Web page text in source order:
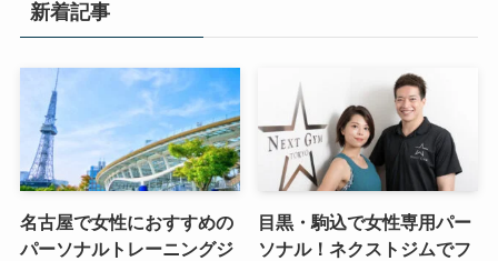
新着記事
名古屋で女性におすすめの
パーソナルトレーニングジ
目黒・駒込で女性専用パー
ソナル！ネクストジムでフ